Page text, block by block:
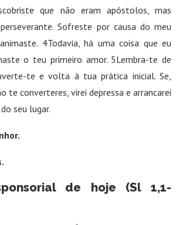
que não eram apóstolos, mas
Sofreste por causa do meu
4Todavia, há uma coisa que eu
o teu primeiro amor. 5Lembra-te de
te e volta à tua prática inicial. Se,
te converteres, virei depressa e arrancarei
seu lugar.
de hoje (Sl 1,1-